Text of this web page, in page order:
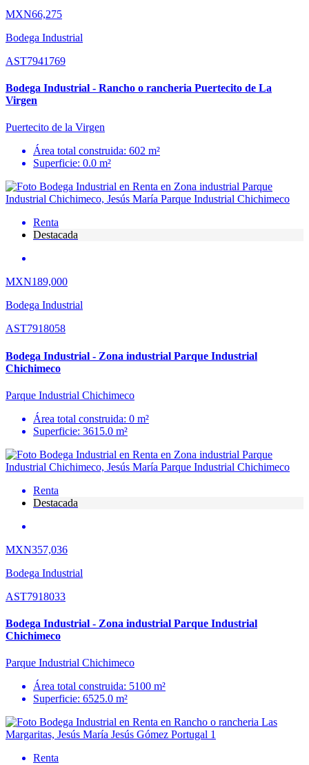
MXN66,275
Bodega Industrial
AST7941769
Bodega Industrial - Rancho o rancheria Puertecito de La
Virgen
Puertecito de la Virgen
Área total construida: 602 m²
Superficie: 0.0 m²
Renta
Destacada
MXN189,000
Bodega Industrial
AST7918058
Bodega Industrial - Zona industrial Parque Industrial
Chichimeco
Parque Industrial Chichimeco
Área total construida: 0 m²
Superficie: 3615.0 m²
Renta
Destacada
MXN357,036
Bodega Industrial
AST7918033
Bodega Industrial - Zona industrial Parque Industrial
Chichimeco
Parque Industrial Chichimeco
Área total construida: 5100 m²
Superficie: 6525.0 m²
Renta